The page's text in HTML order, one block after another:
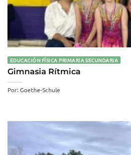
EDUCACIÓN FÍSICA PRIMARIA SECUNDARIA
Gimnasia Rítmica
Por: Goethe-Schule